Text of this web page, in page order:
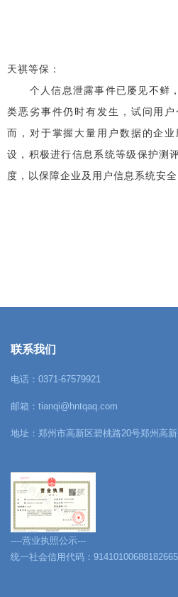
天祺等保：
个人信息泄露事件已屡见不鲜
类恶劣事件仍时有发生，试问用
而，对于掌握大量用户数据的企
设，积极进行信息系统等级保护测
度，以保障企业及用户信息系统安全
联系我们
电话：0371-67579921
邮箱：tianqi@hntqaq.com
地址：郑州市高新区碧桃路20号郑州高
----营业执照公示---
统一社会信用代码：